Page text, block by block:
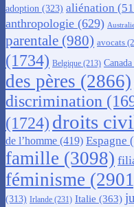
adoption (323) aliénation
anthropologie (629)
parentale (980) avocats
(1734) Belgique (213) Canada
des pères (2866)
discrimination
(1724) droits
de l’homme (419) Espagne
famille (3098)
féminisme
(313) Irlande (231) Italie (363)